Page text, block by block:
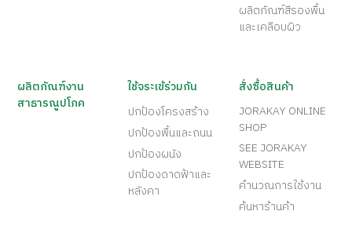
ผลิตภัณฑ์สีรองพื้น
และเคลือบผิว
ผลิตภัณฑ์งาน
สาธารณูปโภค
ใช้จระเข้ร่วมกัน
ปกป้องโครงสร้าง
ปกป้องพื้นและถนน
ปกป้องผนัง
ปกป้องดาดฟ้าและ
หลังคา
สั่งซื้อสินค้า
JORAKAY ONLINE
SHOP
SEE JORAKAY
WEBSITE
คำนวณการใช้งาน
ค้นหาร้านค้า